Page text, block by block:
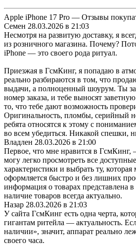
Apple iPhone 17 Pro — Отзывы
Семен 28.03.2026 в 21:03
Несмотря на развитую доставку, я
из розничного магазина. Почему?
iPhone — это своего рода ритуал.
Приезжая в ГсмКинг, я попадаю в
реально разбираются в том, что
выдачи, а полноценный шоурум. Ты
номер заказа, и тебе выносят
то, что тебе дают возможность
Оригинальность, пломбы, серийный
ребята относятся к этому с
во всем убедиться. Никакой спешки,
Владлен 28.03.2026 в 21:00
Первое, что мне нравится в
могу легко просмотреть все
характеристики и выбрать ту, которая
оформляется быстро и без лишних
информация о товарах представлена
наличие товаров всегда актуально.
Назар 28.03.2026 в 21:03
У сайта ГсмКинг есть одна черта,
гигантам ритейла — актуальность.
наличии», значит, аппарат реально
своего часа.